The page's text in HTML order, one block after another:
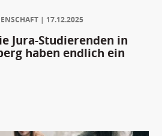
17.12.2025
Jura-Studierenden in
haben endlich ein